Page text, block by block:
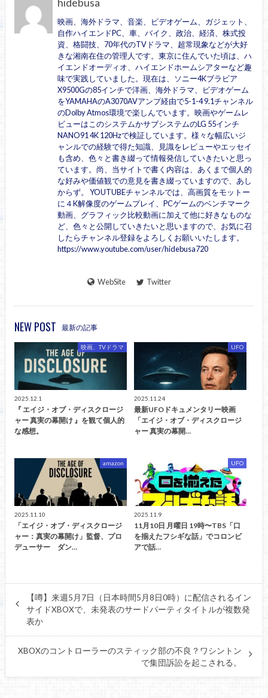
hidebusa
映画、海外ドラマ、音楽、ビデオゲーム、ガジェット、
自作ハイエンドPC、車、バイク、政治、経済、株式投
資、格闘技、70年代のTVドラマ、超常現象などが大好
きな湘南在住の管理人です。東京に住んでいた頃は、ハ
イエンドオーディオ、ハイエンドホームシアターなど趣
味で実践していました。現在は、ソニー4Kブラビア
X9500Gの85インチで洋画、海外ドラマ、ビデオゲーム
をYAMAHAのA3070AVアンプ経由で5-1-4 9.1チャンネル
のDolby Atmos環境で楽しんでいます。映画やゲームレ
ビューはこのシステムかサブシステムのLG 55インチ
NANO91 4K 120Hzで検証しています。様々な幅広いジ
ャンルでの経験で得た知識、見識をレビューやエッセイ
も含め、色々と書き綴って情報発信していきたいと思っ
ています。尚、当サイトで書く内容は、あくまで個人的
な好みや価値観での意見を書き綴っていますので、あし
からず。 YOUTUBEチャンネルでは、高画質をモットー
に４K解像度のゲームプレイ、PCゲームのベンチマーク
動画、グラフィック比較動画に加えて他に好きなものな
ど、色々と公開していきたいと思いますので、お気に召
したらチャンネル登録をよろしくお願いいたします。
https://www.youtube.com/user/hidebusa720
WebSite Twitter
NEW POST 最新の記事
映画、TVドラマ
2025.12.1
『 エイジ・オブ・ディスクロージ
ャー 真実の幕開け 』を観て個人的
な感想。
UFO
2025.11.24
最新UFOドキュメンタリー映画
「エイジ・オブ・ディスクロージ
ャー 真実の幕開…
amazon
2025.11.10
「エイジ・オブ・ディスクロージ
ャー：真実の幕開け」監督、プロ
デューサー ダン…
UFO
2025.11.9
11月10日 月曜日 19時〜TBS「口
を揃えたフシギな話」でコロンビ
アで話…
【噂】来週5月7日（日本時間5月8日0時）に配信されるイン
サイドXBOXで、未発表のサードパーティタイトルが複数発
表か
XBOXのコントローラーのスティック部の不良？ワシントン
で集団訴訟を起こされる。